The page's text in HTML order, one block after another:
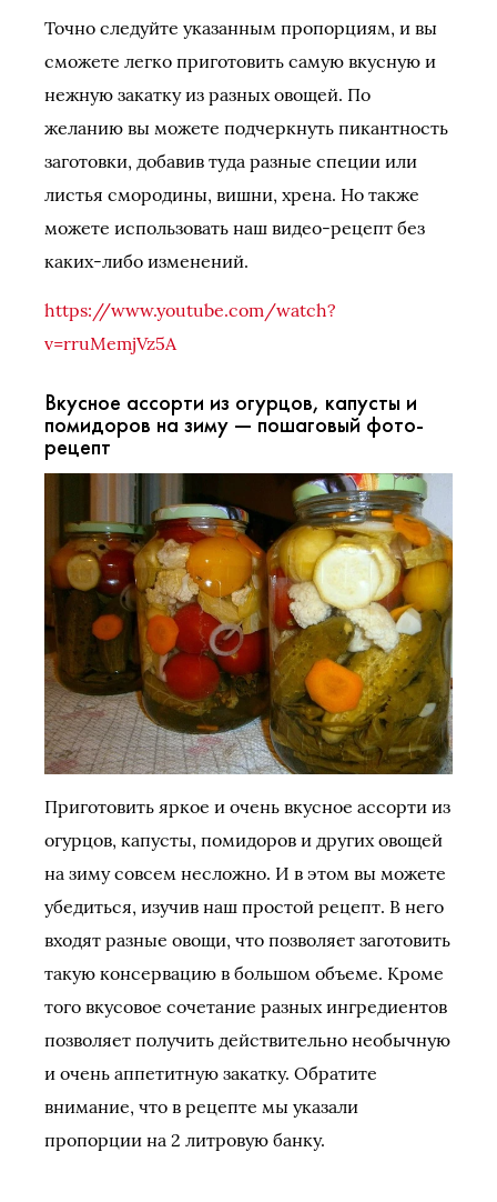
Точно следуйте указанным пропорциям, и вы
сможете легко приготовить самую вкусную и
нежную закатку из разных овощей. По
желанию вы можете подчеркнуть пикантность
заготовки, добавив туда разные специи или
листья смородины, вишни, хрена. Но также
можете использовать наш видео-рецепт без
каких-либо изменений.
https://www.youtube.com/watch?
v=rruMemjVz5A
Вкусное ассорти из огурцов, капусты и
помидоров на зиму — пошаговый фото-
рецепт
Приготовить яркое и очень вкусное ассорти из
огурцов, капусты, помидоров и других овощей
на зиму совсем несложно. И в этом вы можете
убедиться, изучив наш простой рецепт. В него
входят разные овощи, что позволяет заготовить
такую консервацию в большом объеме. Кроме
того вкусовое сочетание разных ингредиентов
позволяет получить действительно необычную
и очень аппетитную закатку. Обратите
внимание, что в рецепте мы указали
пропорции на 2 литровую банку.